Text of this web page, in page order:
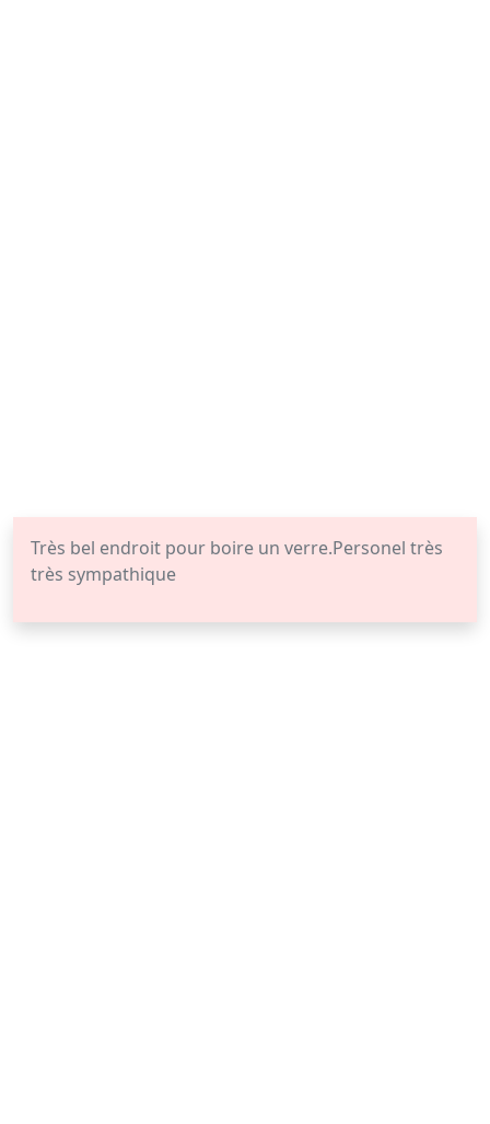
Très bel endroit pour boire un verre.Personel très
très sympathique